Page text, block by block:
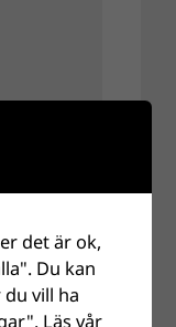
det är ok,
Du kan
vill ha
Läs vår